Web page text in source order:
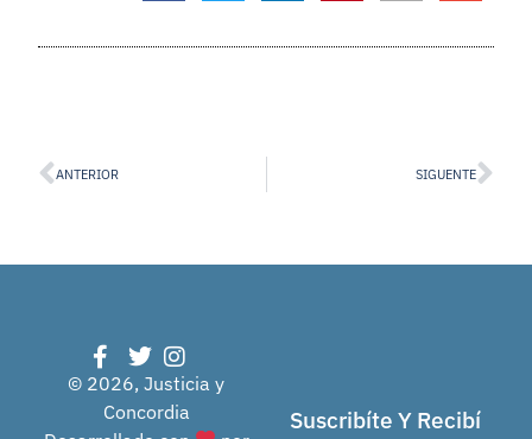
ANTERIOR SIGUENTE
© 2026, Justicia y
Concordia
Suscribíte Y Recibí